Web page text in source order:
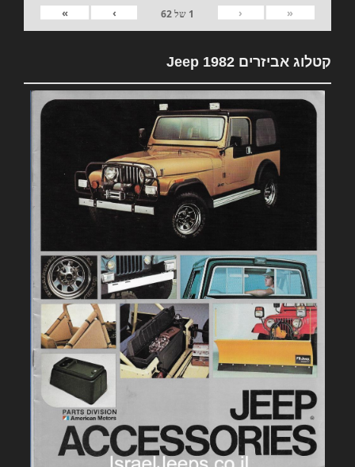
«
‹
1 של62
›
»
קטלוג אביזרים 1982 Jeep